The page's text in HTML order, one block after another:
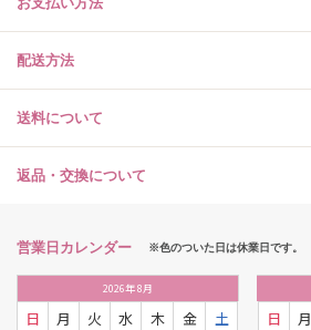
配送方法
送料について
返品・交換について
営業日カレンダー ※色のついた日は休業日です。
2026年8月
日 月 火 水 木 金
土
日 月